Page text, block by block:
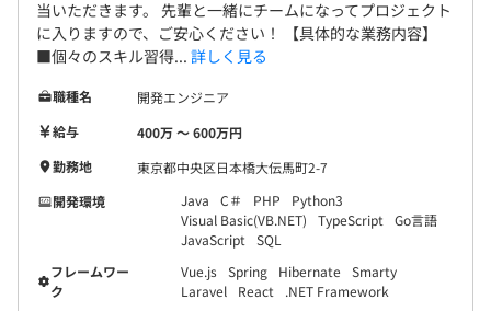
当いただきます。 先輩と一緒にチームになってプロジェクト
に入りますので、ご安心ください！ 【具体的な業務内容】
■個々のスキル習得... 詳しく見る
職種名
開発エンジニア
給与
400万 〜 600万円
勤務地
東京都中央区日本橋大伝馬町2-7
開発環境
Java C＃ PHP
Python3
Visual Basic(VB.NET)
TypeScript
Go言語
JavaScript
SQL
フレームワー
ク
Vue.js Spring Hibernate Smarty
Laravel
React .NET Framework